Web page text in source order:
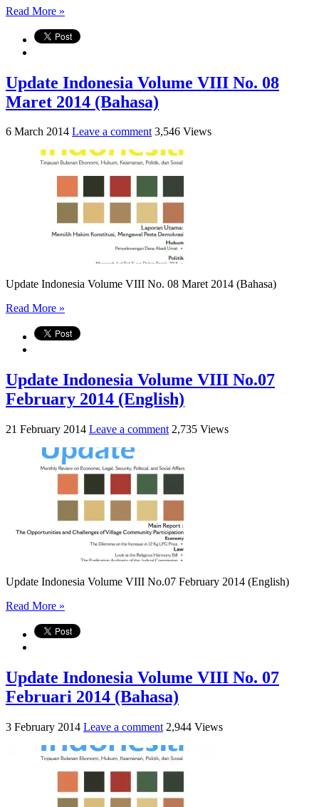
Read More »
Update Indonesia Volume VIII No. 08
Maret 2014 (Bahasa)
6 March 2014 Leave a comment 3,546 Views
Update Indonesia Volume VIII No. 08 Maret 2014 (Bahasa)
Read More »
Update Indonesia Volume VIII No.07
February 2014 (English)
21 February 2014 Leave a comment 2,735 Views
Update Indonesia Volume VIII No.07 February 2014 (English)
Read More »
Update Indonesia Volume VIII No. 07
Februari 2014 (Bahasa)
3 February 2014 Leave a comment 2,944 Views